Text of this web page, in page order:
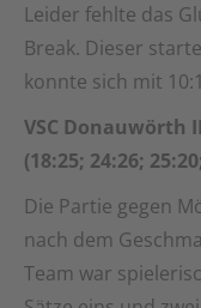
Leider fehlte das
Break. Dieser
konnte sich mit
VSC Donauwörth
(18:25; 24:26;
Die Partie gegen
nach dem
Team war